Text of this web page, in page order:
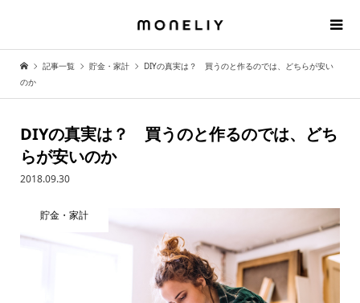
記事一覧 貯金・家計
DIYの真実は？ 買うのと作るのでは、どちらが安い
のか
DIYの真実は？ 買うのと作るのでは、どち
らが安いのか
2018.09.30
貯金・家計